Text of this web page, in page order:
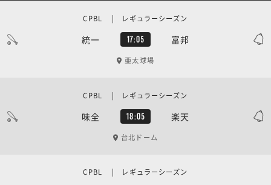
統一 17:05 富邦
CPBL | レギュラーシーズン
亜太球場
味全 18:05 楽天
CPBL | レギュラーシーズン
台北ドーム
CPBL | レギュラーシーズン